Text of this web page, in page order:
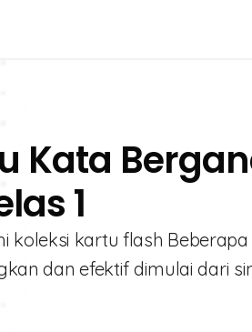
Kata
1
koleksi kartu flash
dan efektif dimulai dari